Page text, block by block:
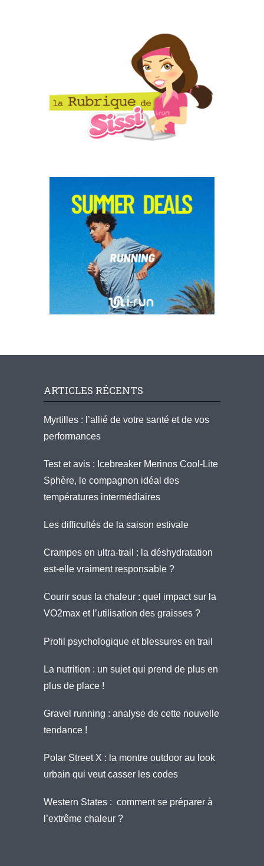
ARTICLES RÉCENTS
Myrtilles : l’allié de votre santé et de vos
performances
Test et avis : Icebreaker Merinos Cool-Lite
Sphère, le compagnon idéal des
températures intermédiaires
Les difficultés de la saison estivale
Crampes en ultra-trail : la déshydratation
est-elle vraiment responsable ?
Courir sous la chaleur : quel impact sur la
VO2max et l’utilisation des graisses ?
Profil psychologique et blessures en trail
La nutrition : un sujet qui prend de plus en
plus de place !
Gravel running : analyse de cette nouvelle
tendance !
Polar Street X : la montre outdoor au look
urbain qui veut casser les codes
Western States : comment se préparer à
l’extrême chaleur ?